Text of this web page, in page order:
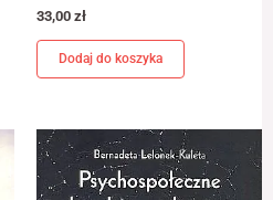
33,00 zł
Dodaj do koszyka